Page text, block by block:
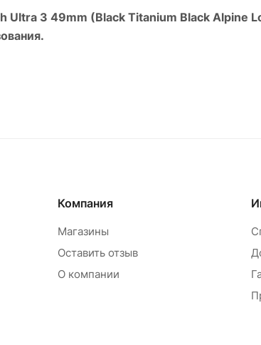
Ultra 3 49mm (Black Titanium Black Alpine
Компания
Магазины
Оставить отзыв
О компании